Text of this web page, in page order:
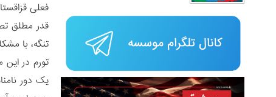
فعلی
تنگه، با مشکلاتی مواجه شده
یک دور